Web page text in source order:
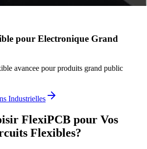
pour Electronique Grand
avancee pour produits grand public
Industrielles
FlexiPCB pour Vos
Flexibles?